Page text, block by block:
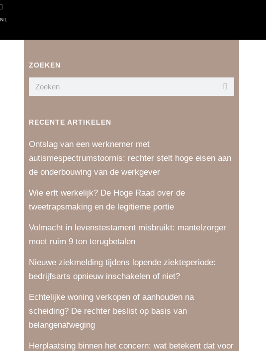
ZOEKEN
RECENTE ARTIKELEN
Ontslag van een werknemer met
autismespectrumstoornis: rechter stelt hoge eisen aan
de onderbouwing van de werkgever
Wie erft werkelijk? De Hoge Raad over de
tweetrapsmaking en de legitieme portie
Volmacht in levenstestament misbruikt: mantelzorger
moet ruim 9 ton terugbetalen
Nieuwe ziekmelding tijdens lopende ziekteperiode:
bedrijfsarts opnieuw inschakelen of niet?
Echtelijke woning verkopen of aanhouden na
scheiding? De rechter beslist op basis van
belangenafweging
Herplaatsing binnen het concern: wat betekent dat voor